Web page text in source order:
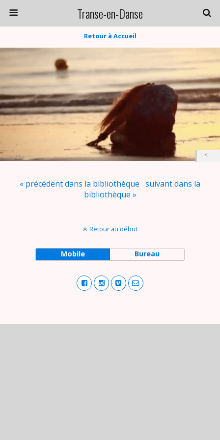
Transe-en-Danse
Retour à Accueil
« précédent dans la bibliothèque suivant dans la
bibliothèque »
Retour au début
Mobile Bureau